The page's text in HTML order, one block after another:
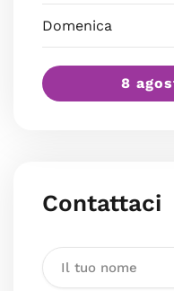
Domenica
8
Contattaci